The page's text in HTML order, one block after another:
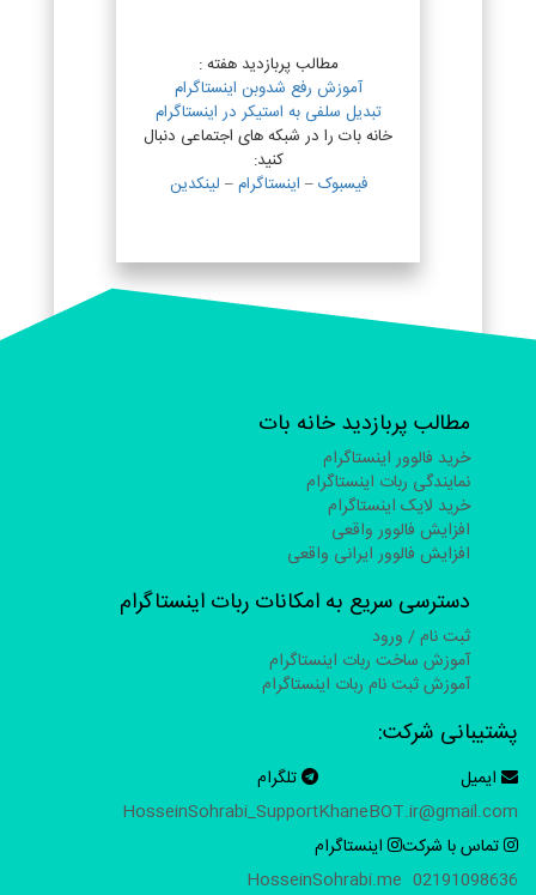
مطالب پربازدید هفته :
آموزش رفع شدوبن اینستاگرام
تبدیل سلفی به استیکر در اینستاگرام
خانه بات را در شبکه های اجتماعی دنبال
کنید:
فیسبوک– اینستاگرام– لینکدین
مطالب پربازدید خانه بات
خرید فالوور اینستاگرام
نمایندگی ربات اینستاگرام
خرید لایک اینستاگرام
افزایش فالوور واقعی
افزایش فالوور ایرانی واقعی
دسترسی سریع به امکانات ربات اینستاگرام
ثبت نام / ورود
آموزش ساخت ربات اینستاگرام
آموزش ثبت نام ربات اینستاگرام
پشتیبانی شرکت:
ایمیل
KhaneBOT.ir@gmail.com
تلگرام
HosseinSohrabi_Support
تماس با شرکت
02191098636
اینستاگرام
HosseinSohrabi.me